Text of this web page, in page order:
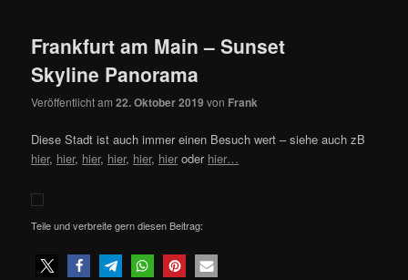
Frankfurt am Main – Sunset
Skyline Panorama
Veröffentlicht am22. Oktober 2019 von Frank
Diese Stadt ist auch immer einen Besuch wert – siehe auch zB
hier, hier, hier, hier, hier, hier oder hier…
Teile und verbreite gern diesen Beitrag: